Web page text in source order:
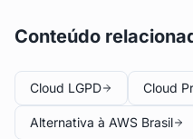
Conteúdo
Cloud LGPD Cloud
Alternativa à AWS Brasil